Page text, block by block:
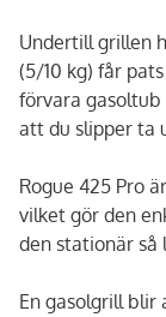
Undertill grillen
(5/10 kg) får
förvara
att du slipper ta
Rogue 425 Pro
vilket gör den
den stationär så
En gasolgrill